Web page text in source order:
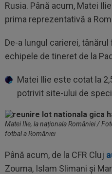
Rusia. Până acum, Matei
prima reprezentativă a
De-a lungul carierei,
echipele de tineret de la
Matei Ilie este cotat la
potrivit site-ului de
Matei Ilie, la naționala României /
fotbal a României
Până acum, de la CFR Cluj
Zouma, Islam Slimani și